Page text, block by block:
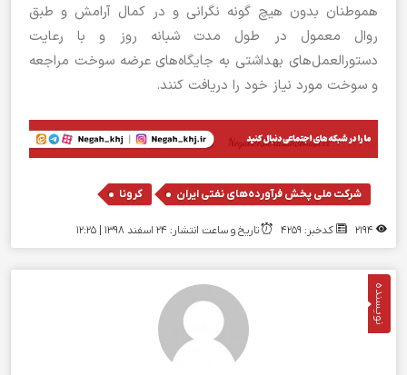
هموطنان بدون هیچ گونه نگرانی و در کمال آرامش و طبق
روال معمول در طول مدت شبانه روز و با رعایت
دستورالعمل‌های بهداشتی به جایگاه‌های عرضه سوخت مراجعه
و سوخت مورد نیاز خود را دریافت کنند.
شرکت ملی پخش فرآورده‌های نفتی ایران , کرونا
کدخبر: 4259 تاریخ و ساعت انتشار: ۲۴ اسفند ۱۳۹۸ | 12:25
نویسنده